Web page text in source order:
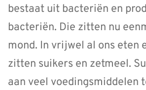
bestaat uit bacteriën en
bacteriën. Die zitten nu
mond. In vrijwel al ons eten
zitten suikers en zetmeel.
aan veel voedingsmiddelen